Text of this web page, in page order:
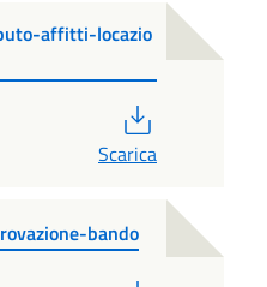
affitti-locazio
Scarica
bando